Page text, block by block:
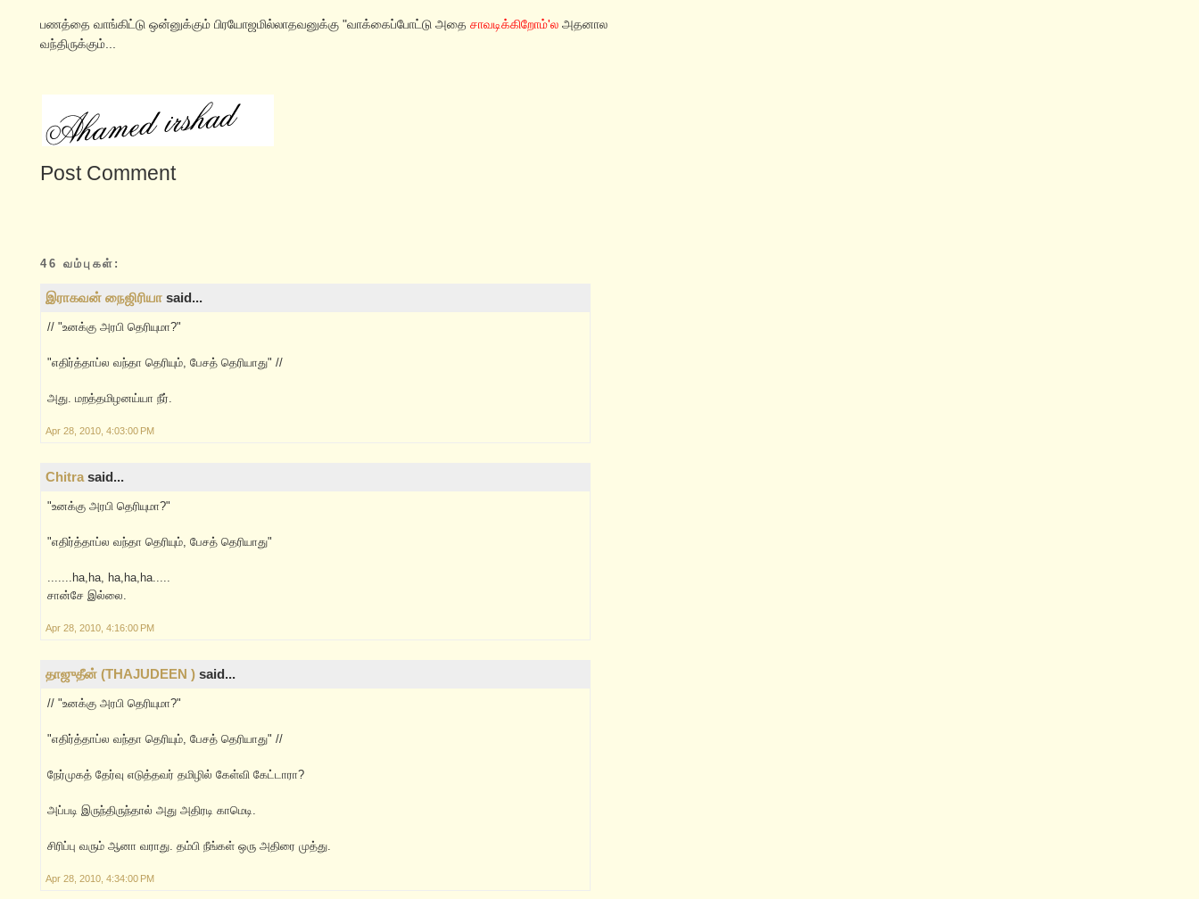
பணத்தை வாங்கிட்டு ஒன்னுக்கும் பிரயோஜமில்லாதவனுக்கு "வாக்கைப்போட்டு அதை சாவடிக்கிறோம்'ல அதனால
வந்திருக்கும்...
Post Comment
46 வம்புகள்:
இராகவன் நைஜிரியா said...
// "உனக்கு அரபி தெரியுமா?"
"எதிர்த்தாப்ல வந்தா தெரியும், பேசத் தெரியாது" //
அது. மறத்தமிழனய்யா நீர்.
Apr 28, 2010, 4:03:00 PM
Chitra said...
"உனக்கு அரபி தெரியுமா?"
"எதிர்த்தாப்ல வந்தா தெரியும், பேசத் தெரியாது"
.......ha,ha, ha,ha,ha.....
சான்சே இல்லை.
Apr 28, 2010, 4:16:00 PM
தாஜுதீன் (THAJUDEEN ) said...
// "உனக்கு அரபி தெரியுமா?"
"எதிர்த்தாப்ல வந்தா தெரியும், பேசத் தெரியாது" //
நேர்முகத் தேர்வு எடுத்தவர் தமிழில் கேள்வி கேட்டாரா?
அப்படி இருந்திருந்தால் அது அதிரடி காமெடி.
சிரிப்பு வரும் ஆனா வராது. தம்பி நீங்கள் ஒரு அதிரை முத்து.
Apr 28, 2010, 4:34:00 PM